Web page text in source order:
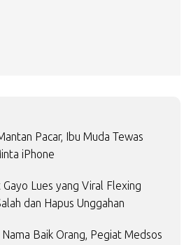
Pacar, Ibu Muda Tewas
iPhone
Lues yang Viral Flexing
dan Hapus Unggahan
Baik Orang, Pegiat Medsos